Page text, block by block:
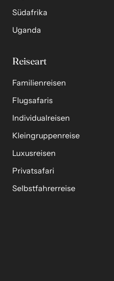
Südafrika
Uganda
Reiseart
Familienreisen
Flugsafaris
Individualreisen
Kleingruppenreise
Luxusreisen
Privatsafari
Selbstfahrerreise